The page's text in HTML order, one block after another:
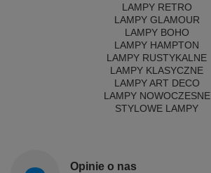
LAMPY RETRO
LAMPY GLAMOUR
LAMPY BOHO
LAMPY HAMPTON
LAMPY RUSTYKALNE
LAMPY KLASYCZNE
LAMPY ART DECO
LAMPY NOWOCZESNE
STYLOWE LAMPY
Opinie o nas